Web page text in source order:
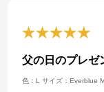
父の日のプレゼ
色：L サイズ：Everblue